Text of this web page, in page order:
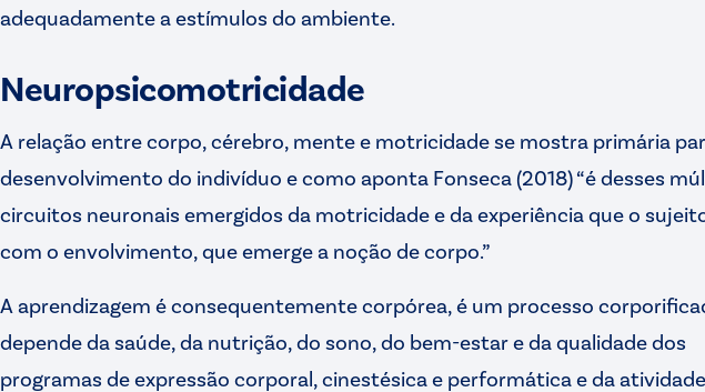
adequadamente a estímulos do ambiente.
Neuropsicomotricidade
A relação entre corpo, cérebro, mente e motricidade se mostra primária
desenvolvimento do indivíduo e como aponta Fonseca (2018) “é desses
circuitos neuronais emergidos da motricidade e da experiência que o
com o envolvimento, que emerge a noção de corpo.”
A aprendizagem é consequentemente corpórea, é um processo
depende da saúde, da nutrição, do sono, do bem-estar e da qualidade dos
programas de expressão corporal, cinestésica e performática e da atividade